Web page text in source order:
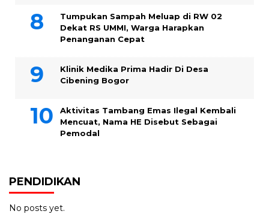
Tumpukan Sampah Meluap di RW 02
Dekat RS UMMI, Warga Harapkan
Penanganan Cepat
Klinik Medika Prima Hadir Di Desa
Cibening Bogor
Aktivitas Tambang Emas Ilegal Kembali
Mencuat, Nama HE Disebut Sebagai
Pemodal
PENDIDIKAN
No posts yet.